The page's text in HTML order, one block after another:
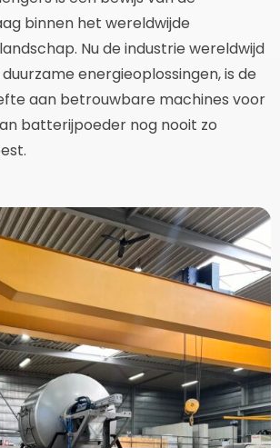
binnen het wereldwijde
Nu de industrie wereldwijd
energieoplossingen, is de
aan betrouwbare machines voor
batterijpoeder nog nooit zo